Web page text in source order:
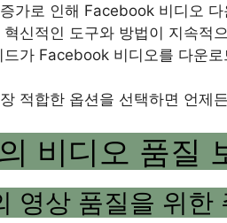
가로 인해 Facebook 비디오
신적인 도구와 방법이 지속적
드가 Facebook 비디오를 다운
적합한 옵션을 선택하면 언제
비디오 품질
영상 품질을 위한